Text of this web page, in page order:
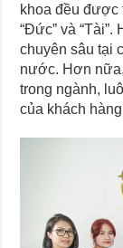
khoa đều được
“Đức” và
chuyên sâu tại
nước. Hơn
trong ngành,
của khách